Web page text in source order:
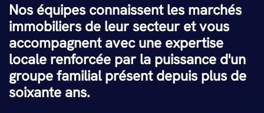
Nos équipes connaissent les marchés
immobiliers de leur secteur et vous
accompagnent avec une expertise
locale renforcée par la puissance d'un
groupe familial présent depuis plus de
soixante ans.